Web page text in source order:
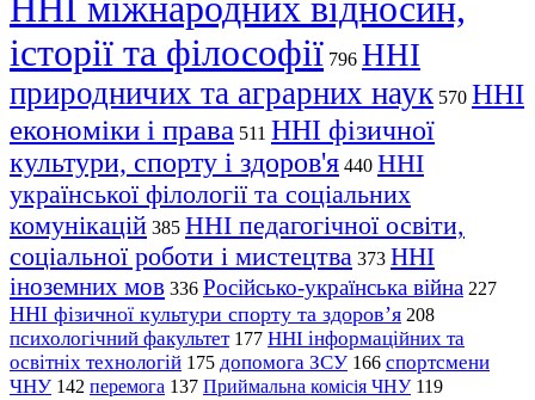
історії та філософії 796 ННІ
природничих та аграрних наук 570 ННІ
економіки і права 511 ННІ фізичної
культури, спорту і здоров'я 440 ННІ
української філології та соціальних
комунікацій 385 ННІ педагогічної освіти,
соціальної роботи і мистецтва 373 ННІ
іноземних мов 336 Російсько-українська війна 227
ННІ фізичної культури спорту та здоров’я 208
психологічний факультет 177 ННІ інформаційних та
освітніх технологій 175 допомога ЗСУ 166 спортсмени
ЧНУ 142 перемога 137 Приймальна комісія ЧНУ 119